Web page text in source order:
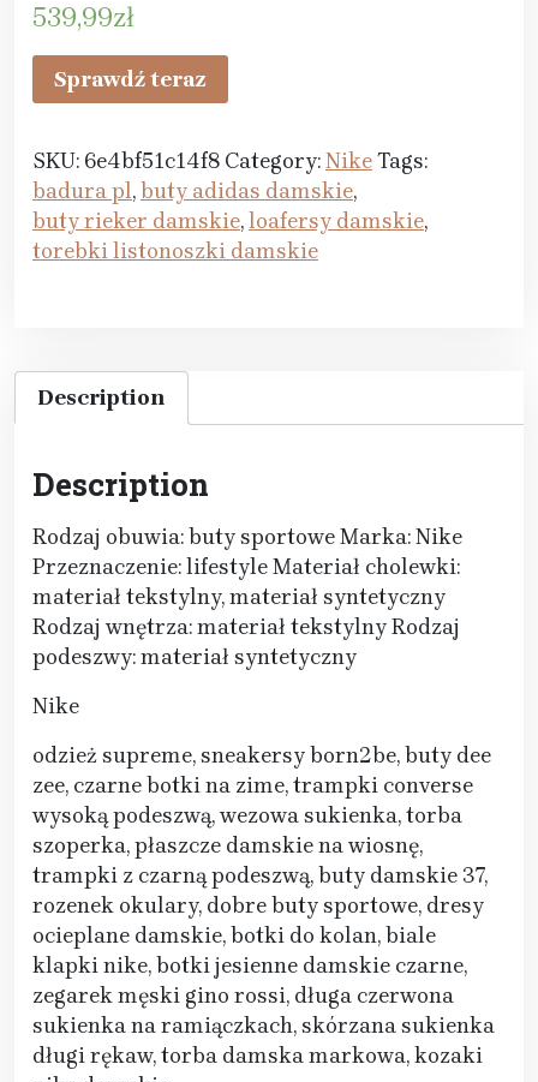
539,99zł
Sprawdź teraz
SKU: 6e4bf51c14f8 Category:NikeTags:
badura pl,buty adidas damskie,
buty rieker damskie,loafersy damskie,
torebki listonoszki damskie
Description
Description
Rodzaj obuwia: buty sportowe Marka: Nike
Przeznaczenie: lifestyle Materiał cholewki:
materiał tekstylny, materiał syntetyczny
Rodzaj wnętrza: materiał tekstylny Rodzaj
podeszwy: materiał syntetyczny
Nike
odzież supreme, sneakersy born2be, buty dee
zee, czarne botki na zime, trampki converse
wysoką podeszwą, wezowa sukienka, torba
szoperka, płaszcze damskie na wiosnę,
trampki z czarną podeszwą, buty damskie 37,
rozenek okulary, dobre buty sportowe, dresy
ocieplane damskie, botki do kolan, biale
klapki nike, botki jesienne damskie czarne,
zegarek męski gino rossi, długa czerwona
sukienka na ramiączkach, skórzana sukienka
długi rękaw, torba damska markowa, kozaki